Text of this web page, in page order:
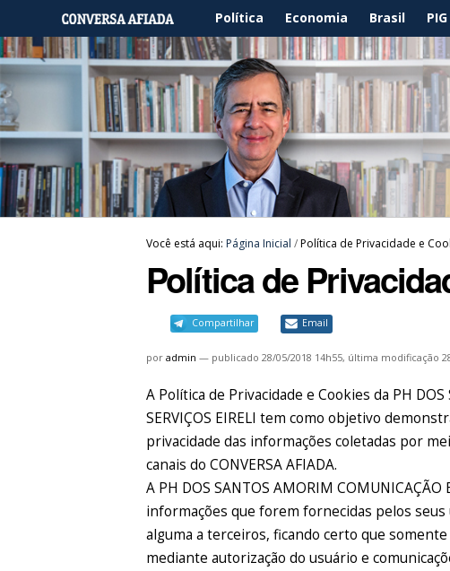
Política Economia Brasil PIG
Você está aqui: Página Inicial /Política de Privacidade e
Política de
Compartilhar Email
poradmin — publicado 28/05/2018 14h55, última modificação
A Política de Privacidade e Cookies da PH
SERVIÇOS EIRELI tem como objetivo
privacidade das informações coletadas por
canais do CONVERSA AFIADA.
A PH DOS SANTOS AMORIM
informações que forem fornecidas pelos
alguma a terceiros, ficando certo que
mediante autorização do usuário e